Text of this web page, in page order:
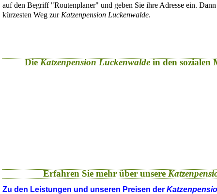
auf den Begriff "Routenplaner" und geben Sie ihre Adresse ein.
kürzesten Weg zur Katzenpension Luckenwalde.
Die Katzenpension Luckenwaldein den sozialen
Erfahren Sie mehr über unsere
Zu den Leistungen und unseren Preisen der